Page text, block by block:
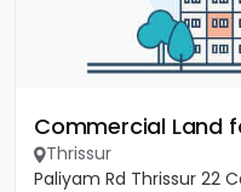
Commercial Land
Thrissur
Paliyam Rd Thrissur 22